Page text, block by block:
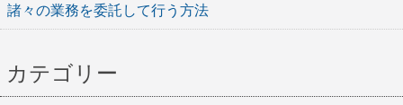
諸々の業務を委託して行う方法
カテゴリー